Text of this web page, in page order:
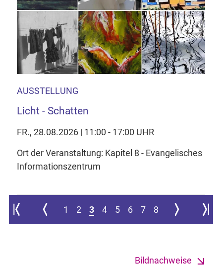
AUSSTELLUNG
Licht - Schatten
FR., 28.08.2026 | 11:00 - 17:00 UHR
Ort der Veranstaltung: Kapitel 8 - Evangelisches
Informationszentrum
Zur ersten Seite springen
Zur vorherigen Seite
1 2 3 4 5 6 7 8 Zur nächsten
Zur
Bildnachweise